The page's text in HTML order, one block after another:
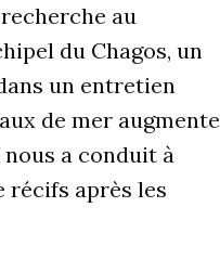
au
du Chagos, un
un entretien
de mer augmente
a conduit à
récifs après les